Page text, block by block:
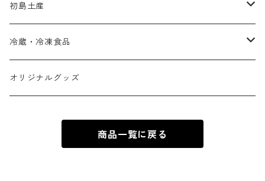
初島土産
＃かわいい旅してきました
その他
冷蔵・冷凍食品
自家製
オリジナルグッズ
商品一覧に戻る